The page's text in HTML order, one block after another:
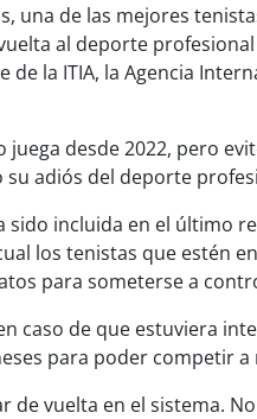
una de las mejores
al deporte
la ITIA, la Agencia
juega desde 2022, pero
adiós del deporte
sido incluida en el último
los tenistas que estén
para someterse a
caso de que estuviera
para poder competir
de vuelta en el sistema.